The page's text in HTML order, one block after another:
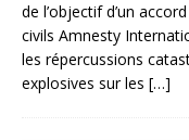
de l’objectif d’un
civils Amnesty
les répercussions
explosives sur les […]